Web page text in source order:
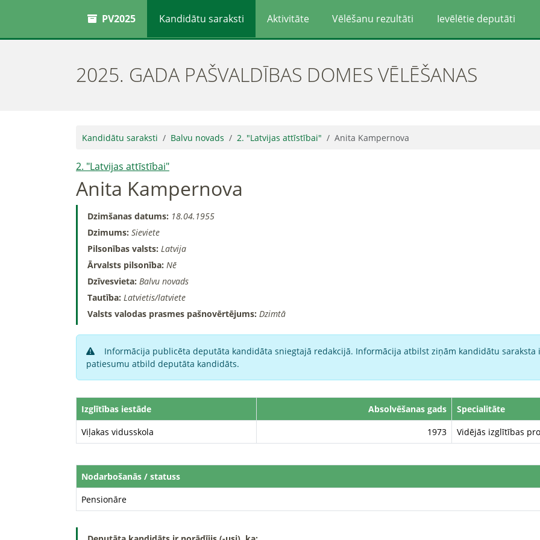
PV2025 Kandidātu saraksti Aktivitāte Vēlēšanu rezultāti Ievēlētie deputāti
2025. GADA PAŠVALDĪBAS DOMES VĒLĒŠANAS
Kandidātu saraksti Balvu novads 2. "Latvijas attīstībai" Anita Kampernova
2. "Latvijas attīstībai"
Anita Kampernova
Dzimšanas datums: 18.04.1955
Dzimums: Sieviete
Pilsonības valsts: Latvija
Ārvalsts pilsonība: Nē
Dzīvesvieta: Balvu novads
Tautība: Latvietis/latviete
Valsts valodas prasmes pašnovērtējums: Dzimtā
Informācija publicēta deputāta kandidāta sniegtajā redakcijā. Informācija atbilst ziņām kandidātu saraksta
patiesumu atbild deputāta kandidāts.
Izglītības iestāde Absolvēšanas gads
Specialitāte
Viļakas vidusskola
1973 Vidējās izglītības
Nodarbošanās / statuss
Pensionāre